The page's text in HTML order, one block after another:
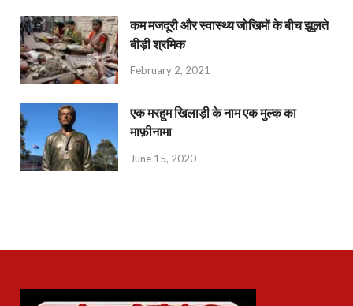
कम मजदूरी और स्वास्थ्य जोखिमों के बीच झूलते
बीड़ी श्रमिक
February 2, 2021
एक मरहूम खिलाड़ी के नाम एक मुल्क का
माफ़ीनामा
June 15, 2020